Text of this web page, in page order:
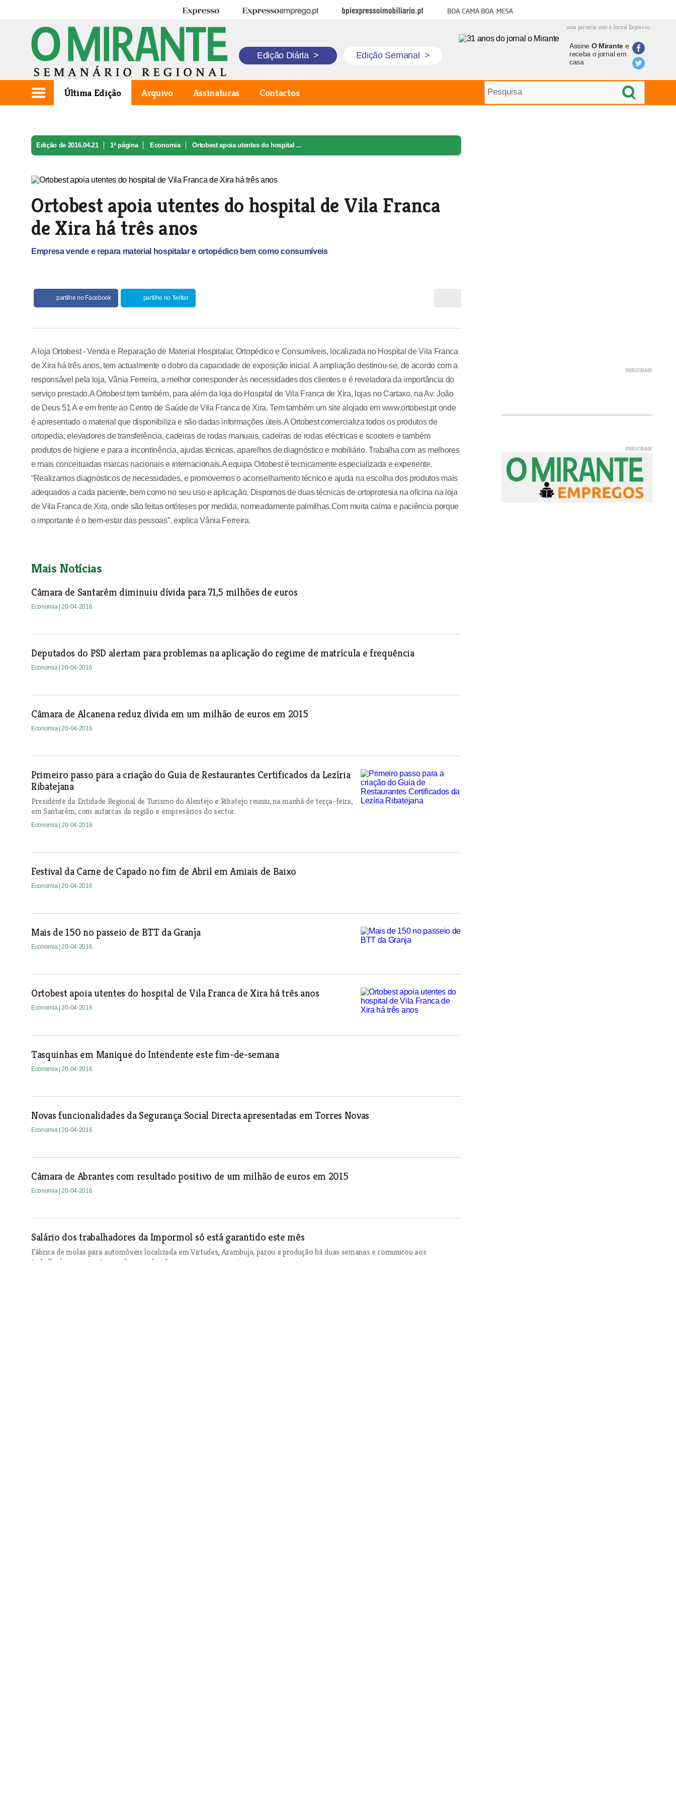
Expresso Expresso Emprego BPI Expresso Imobiliário Boa cama boa mesa
uma parceria com o Jornal Expresso
Edição Diária > Edição Semanal >
Assine O Mirantee
receba o jornal em
casa
Última Edição Arquivo Assinaturas Contactos
Edição de 2016.04.21 1ª página Economia Ortobest apoia utentes do hospital ...
Ortobest apoia utentes do hospital de Vila Franca
de Xira há três anos
Empresa vende e repara material hospitalar e ortopédico bem como consumíveis
partilhe no Facebook partilhe no Twitter
A loja Ortobest - Venda e Reparação de Material Hospitalar, Ortopédico e Consumíveis, localizada no Hospital de Vila Franca
de Xira há três anos, tem actualmente o dobro da capacidade de exposição inicial. A ampliação destinou-se, de acordo com a
responsável pela loja, Vânia Ferreira, a melhor corresponder às necessidades dos clientes e é reveladora da importância do
serviço prestado.A Ortobest tem também, para além da loja do Hospital de Vila Franca de Xira, lojas no Cartaxo, na Av. João
de Deus 51 A e em frente ao Centro de Saúde de Vila Franca de Xira. Tem também um site alojado em www.ortobest.pt onde
é apresentado o material que disponibiliza e são dadas informações úteis.A Ortobest comercializa todos os produtos de
ortopedia, elevadores de transferência, cadeiras de rodas manuais, cadeiras de rodas eléctricas e scooters e também
produtos de higiene e para a incontinência, ajudas técnicas, aparelhos de diagnóstico e mobiliário. Trabalha com as melhores
e mais conceituadas marcas nacionais e internacionais.A equipa Ortobest é tecnicamente especializada e experiente.
“Realizamos diagnósticos de necessidades, e promovemos o aconselhamento técnico e ajuda na escolha dos produtos mais
adequados a cada paciente, bem como no seu uso e aplicação. Dispomos de duas técnicas de ortoprotesia na oficina na loja
de Vila Franca de Xira, onde são feitas ortóteses por medida, nomeadamente palmilhas.Com muita calma e paciência porque
o importante é o bem-estar das pessoas”, explica Vânia Ferreira.
Mais Notícias
Câmara de Santarém diminuiu dívida para 71,5 milhões de euros
Economia | 20-04-2016
Deputados do PSD alertam para problemas na aplicação do regime de matrícula e frequência
Economia | 20-04-2016
Câmara de Alcanena reduz dívida em um milhão de euros em 2015
Economia | 20-04-2016
Primeiro passo para a criação do Guia de Restaurantes Certificados da Lezíria
Ribatejana
Presidente da Entidade Regional de Turismo do Alentejo e Ribatejo reuniu, na manhã de terça-feira,
em Santarém, com autarcas da região e empresários do sector.
Economia | 20-04-2016
Festival da Carne de Capado no fim de Abril em Amiais de Baixo
Economia | 20-04-2016
Mais de 150 no passeio de BTT da Granja
Economia | 20-04-2016
Ortobest apoia utentes do hospital de Vila Franca de Xira há três anos
Economia | 20-04-2016
Tasquinhas em Manique do Intendente este fim-de-semana
Economia | 20-04-2016
Novas funcionalidades da Segurança Social Directa apresentadas em Torres Novas
Economia | 20-04-2016
Câmara de Abrantes com resultado positivo de um milhão de euros em 2015
Economia | 20-04-2016
Salário dos trabalhadores da Impormol só está garantido este mês
Fábrica de molas para automóveis localizada em Virtudes, Azambuja, parou a produção há duas semanas e comunicou aos
trabalhadores que estavam dispensados de comparecer ao serviço.